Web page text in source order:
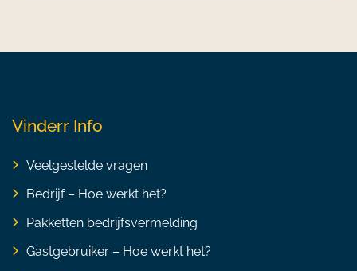
Vinderr Info
Veelgestelde vragen
Bedrijf – Hoe werkt het?
Pakketten bedrijfsvermelding
Gastgebruiker – Hoe werkt het?